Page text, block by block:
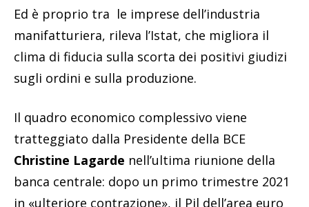
Ed è proprio tra le imprese dell’industria
manifatturiera, rileva l’Istat, che migliora il
clima di fiducia sulla scorta dei positivi giudizi
sugli ordini e sulla produzione.
Il quadro economico complessivo viene
tratteggiato dalla Presidente della BCE
Christine Lagarde nell’ultima riunione della
banca centrale: dopo un primo trimestre 2021
in «ulteriore contrazione», il Pil dell’area euro